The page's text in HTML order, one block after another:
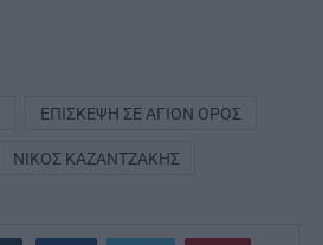
ΕΠΊΣΚΕΨΗ ΣΕ ΆΓΙΟΝ ΌΡΟΣ
ΝΊΚΟΣ ΚΑΖΑΝΤΖΆΚΗΣ